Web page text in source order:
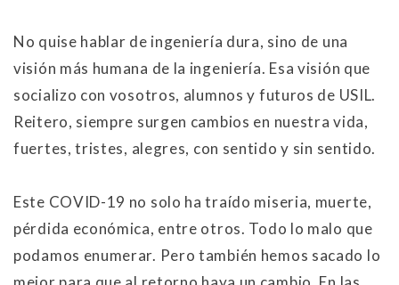
No quise hablar de ingeniería dura, sino de una
visión más humana de la ingeniería. Esa visión que
socializo con vosotros, alumnos y futuros de USIL.
Reitero, siempre surgen cambios en nuestra vida,
fuertes, tristes, alegres, con sentido y sin sentido.
Este COVID-19 no solo ha traído miseria, muerte,
pérdida económica, entre otros. Todo lo malo que
podamos enumerar. Pero también hemos sacado lo